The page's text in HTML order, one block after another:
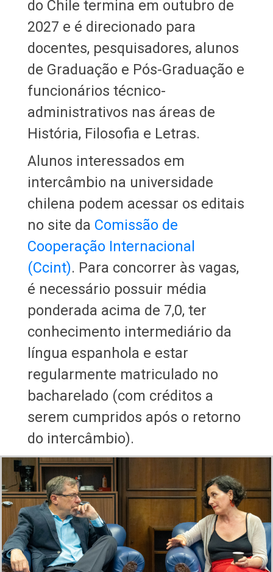
do Chile termina em outubro de
2027 e é direcionado para
docentes, pesquisadores, alunos
de Graduação e Pós-Graduação e
funcionários técnico-
administrativos nas áreas de
História, Filosofia e Letras.
Alunos interessados em
intercâmbio na universidade
chilena podem acessar os editais
no site da Comissão de
Cooperação Internacional
(Ccint). Para concorrer às vagas,
é necessário possuir média
ponderada acima de 7,0, ter
conhecimento intermediário da
língua espanhola e estar
regularmente matriculado no
bacharelado (com créditos a
serem cumpridos após o retorno
do intercâmbio).